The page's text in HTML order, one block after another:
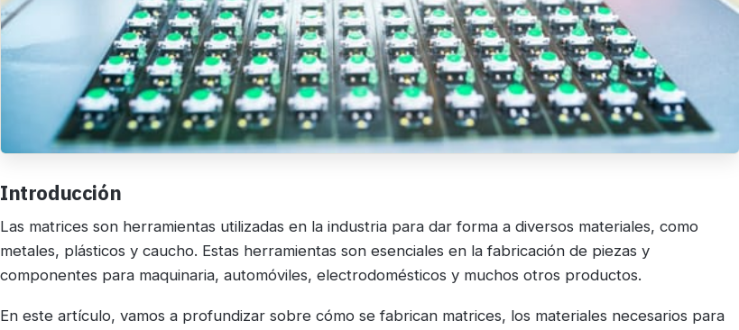
Introducción
Las matrices son herramientas utilizadas en la industria para dar forma a diversos materiales, como
metales, plásticos y caucho. Estas herramientas son esenciales en la fabricación de piezas y
componentes para maquinaria, automóviles, electrodomésticos y muchos otros productos.
En este artículo, vamos a profundizar sobre cómo se fabrican matrices, los materiales necesarios para